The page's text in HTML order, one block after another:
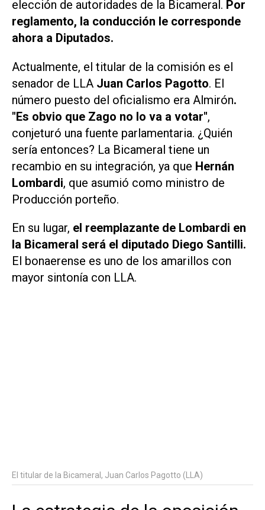
elección de autoridades de la Bicameral. Por
reglamento, la conducción le corresponde
ahora a Diputados.
Actualmente, el titular de la comisión es el
senador de LLA Juan Carlos Pagotto. El
número puesto del oficialismo era Almirón.
"Es obvio que Zago no lo va a votar",
conjeturó una fuente parlamentaria. ¿Quién
sería entonces? La Bicameral tiene un
recambio en su integración, ya que Hernán
Lombardi, que asumió como ministro de
Producción porteño.
En su lugar, el reemplazante de Lombardi en
la Bicameral será el diputado Diego Santilli.
El bonaerense es uno de los amarillos con
mayor sintonía con LLA.
El titular de la Bicameral, Juan Carlos Pagotto (LLA)